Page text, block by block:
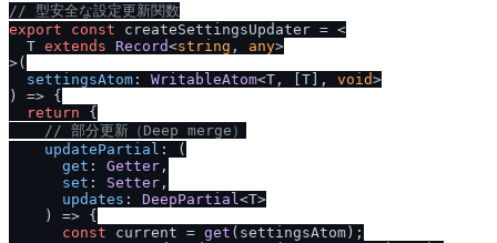
/ / 型安全な設定更新関数
export
const createSettingsUpdater = <
  T
extends Record<string , any>
>(
settingsAtom : WritableAtom<T, [T], void
) => {
return {
/ / 部分更新（Deep merge）
updatePartial :
(
get : Getter ,
set : Setter ,
updates : DeepPartial <T>
) => {
const current = get (settingsAtom);